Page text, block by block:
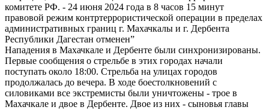
комитете РФ. - 24 июня 2024 года в 8 часов 15 минут
правовой режим контртеррористической операции в пределах
административных границ г. Махачкалы и г. Дербента
Республики Дагестан отменен”
Нападения в Махачкале и Дербенте были синхронизированы.
Первые сообщения о стрельбе в этих городах начали
поступать около 18:00. Стрельба на улицах городов
продолжалась до вечера. В ходе боестолкновений с
силовиками все экстремисты были уничтожены - трое в
Махачкале и двое в Дербенте. Двое из них - сыновья главы